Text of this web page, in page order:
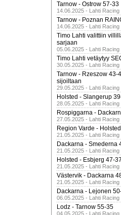
Tarnow - Ostrow 57-33
14.06.2025 - Lahti Racing
Tarnow - Poznan
14.06.2025 - Lahti Racing
Timo Lahti valittiin
sarjaan
05.06.2025 - Lahti Racing
Timo Lahti vetäytyy
30.05.2025 - Lahti Racing
Tarnow - Rzeszow 43-
sijoiltaan
29.05.2025 - Lahti Racing
Holsted - Slangerup
28.05.2025 - Lahti Racing
Rospiggarna -
27.05.2025 - Lahti Racing
Region Varde -
21.05.2025 - Lahti Racing
Dackarna - Smederna
21.05.2025 - Lahti Racing
Holsted - Esbjerg 47-37
21.05.2025 - Lahti Racing
Västervik - Dackarna
21.05.2025 - Lahti Racing
Dackarna - Lejonen
06.05.2025 - Lahti Racing
Lodz - Tarnow 55-35
04.05.2025 - Lahti Racing